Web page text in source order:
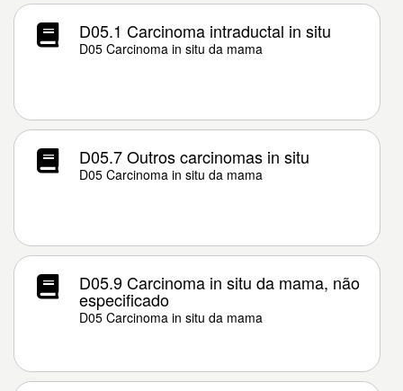
D05.1 Carcinoma intraductal in situ
D05 Carcinoma in situ da mama
D05.7 Outros carcinomas in situ
D05 Carcinoma in situ da mama
D05.9 Carcinoma in situ da mama, não
especificado
D05 Carcinoma in situ da mama